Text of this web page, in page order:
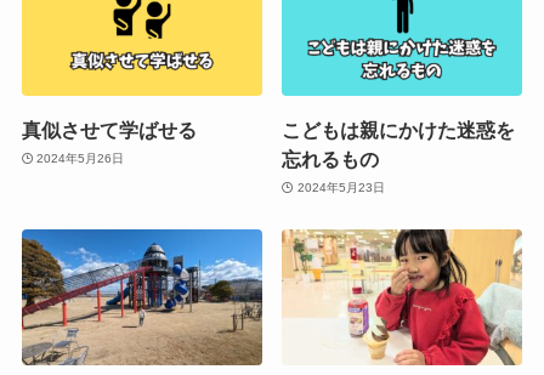
真似させて学ばせる
2024年5月26日
こどもは親にかけた迷惑を
忘れるもの
2024年5月23日